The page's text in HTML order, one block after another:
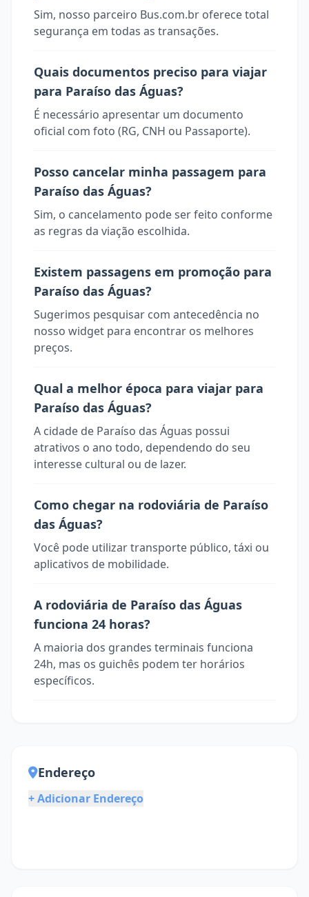
Sim, nosso parceiro Bus.com.br oferece total
segurança em todas as transações.
Quais documentos preciso para viajar
para Paraíso das Águas?
É necessário apresentar um documento
oficial com foto (RG, CNH ou Passaporte).
Posso cancelar minha passagem para
Paraíso das Águas?
Sim, o cancelamento pode ser feito conforme
as regras da viação escolhida.
Existem passagens em promoção para
Paraíso das Águas?
Sugerimos pesquisar com antecedência no
nosso widget para encontrar os melhores
preços.
Qual a melhor época para viajar para
Paraíso das Águas?
A cidade de Paraíso das Águas possui
atrativos o ano todo, dependendo do seu
interesse cultural ou de lazer.
Como chegar na rodoviária de Paraíso
das Águas?
Você pode utilizar transporte público, táxi ou
aplicativos de mobilidade.
A rodoviária de Paraíso das Águas
funciona 24 horas?
A maioria dos grandes terminais funciona
24h, mas os guichês podem ter horários
específicos.
Endereço
+ Adicionar Endereço